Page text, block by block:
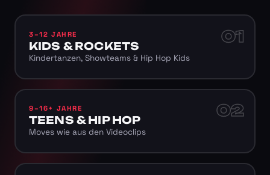
01
3–12 JAHRE
KIDS & ROCKETS
Kindertanzen, Showteams & Hip Hop Kids
02
9–16+ JAHRE
TEENS & HIP HOP
Moves wie aus den Videoclips